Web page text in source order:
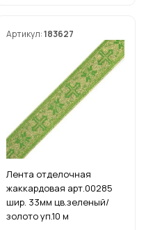
Артикул:183627
Лента отделочная
жаккардовая арт.00285
шир. 33мм цв.зеленый/
золото уп.10 м